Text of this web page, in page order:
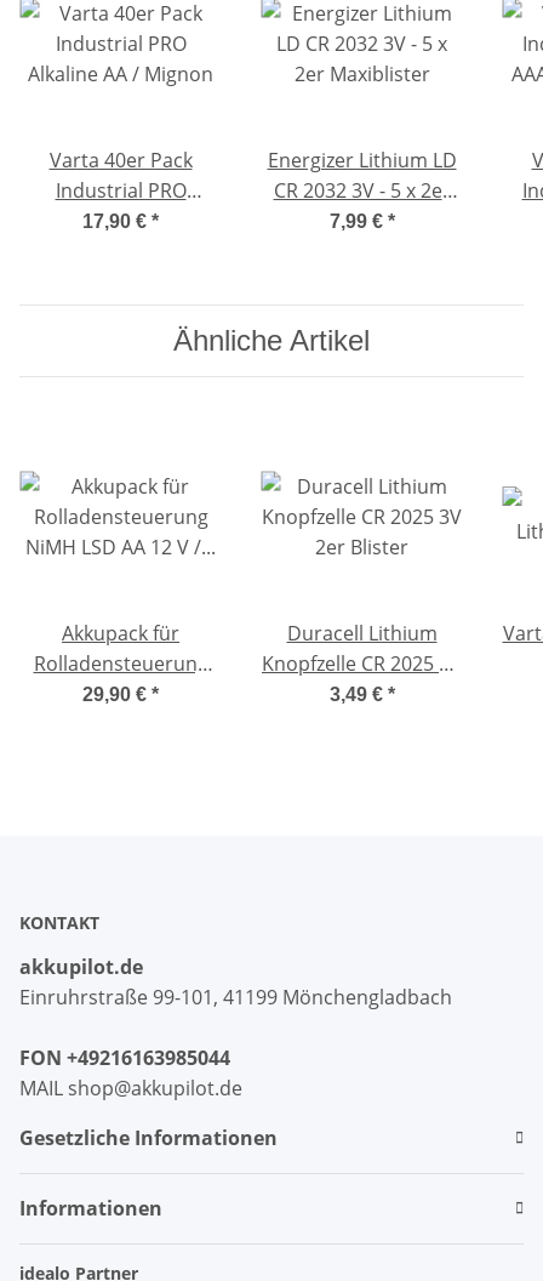
Varta 40er Pack
Industrial PRO
Alkaline AA / Mignon
17,90 € *
Energizer Lithium LD
CR 2032 3V - 5 x 2er
Maxiblister
7,99 € *
Ähnliche Artikel
Akkupack für
Rolladensteuerung
NiMH LSD AA 12 V /
29,90 € *
Duracell Lithium
Knopfzelle CR 2025 3V
2er Blister
3,49 € *
KONTAKT
akkupilot.de
Einruhrstraße 99-101, 41199 Mönchengladbach
FON +49216163985044
MAIL shop@akkupilot.de
Gesetzliche Informationen
Informationen
idealo Partner